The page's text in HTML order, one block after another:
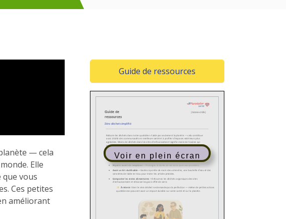
— cela
Elle
vous
Ces petites
améliorant
Guide de ressources
Voir en plein écran